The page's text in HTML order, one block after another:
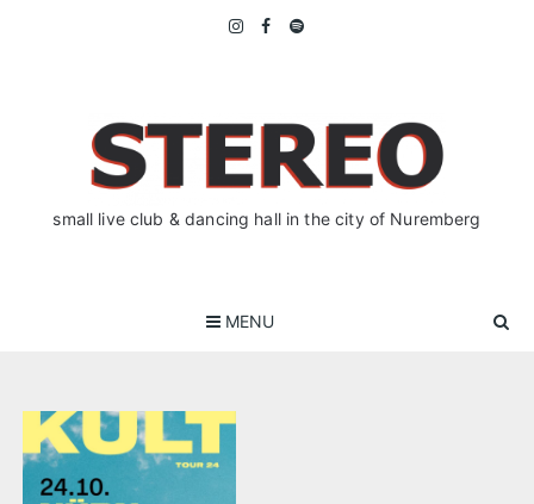
small live club & dancing hall in the city of Nuremberg
MENU